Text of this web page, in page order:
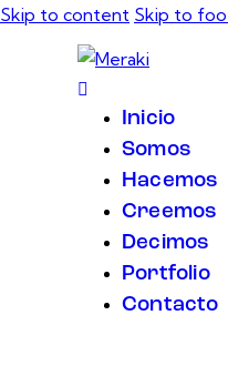
Skip to content Skip to
Inicio
Somos
Hacemos
Creemos
Decimos
Portfolio
Contacto